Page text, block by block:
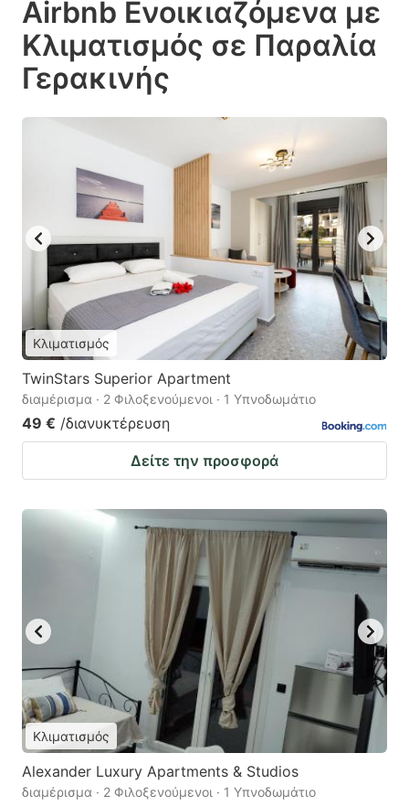
Airbnb Ενοικιαζόμενα με
Κλιματισμός σε Παραλία
Γερακινής
Κλιματισμός
TwinStars Superior Apartment
διαμέρισμα · 2 Φιλοξενούμενοι · 1 Υπνοδωμάτιο
49 € /διανυκτέρευση
Δείτε την προσφορά
Κλιματισμός
Alexander Luxury Apartments & Studios
διαμέρισμα · 2 Φιλοξενούμενοι · 1 Υπνοδωμάτιο